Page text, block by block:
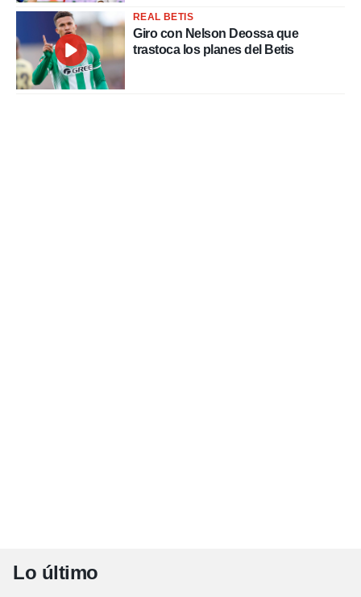
REAL BETIS
Giro con Nelson Deossa que
trastoca los planes del Betis
Lo último